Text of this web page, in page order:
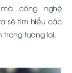
công nghệ
sẽ tìm hiểu các
tương lai.